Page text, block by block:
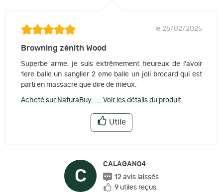
le 25/02/2025
Browning zénith Wood
Superbe arme, je suis extrêmement heureux de l'avoir
1ere balle un sanglier 2 eme balle un joli brocard qui est
parti en massacre que dire de mieux.
Acheté sur NaturaBuy – Voir les détails du produit
Utile
C
CALAGAN04
12 avis laissés
9 utiles reçus